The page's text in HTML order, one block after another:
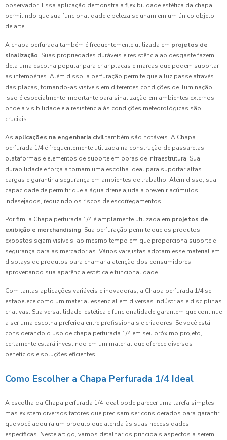
observador. Essa aplicação demonstra a flexibilidade estética da chapa,
permitindo que sua funcionalidade e beleza se unam em um único objeto
de arte.
A chapa perfurada também é frequentemente utilizada em projetos de
sinalização. Suas propriedades duráveis e resistência ao desgaste fazem
dela uma escolha popular para criar placas e marcas que podem suportar
as intempéries. Além disso, a perfuração permite que a luz passe através
das placas, tornando-as visíveis em diferentes condições de iluminação.
Isso é especialmente importante para sinalização em ambientes externos,
onde a visibilidade e a resistência às condições meteorológicas são
cruciais.
As aplicações na engenharia civiltambém são notáveis. A Chapa
perfurada 1/4 é frequentemente utilizada na construção de passarelas,
plataformas e elementos de suporte em obras de infraestrutura. Sua
durabilidade e força a tornam uma escolha ideal para suportar altas
cargas e garantir a segurança em ambientes de trabalho. Além disso, sua
capacidade de permitir que a água drene ajuda a prevenir acúmulos
indesejados, reduzindo os riscos de escorregamentos.
Por fim, a Chapa perfurada 1/4 é amplamente utilizada em projetos de
exibição e merchandising. Sua perfuração permite que os produtos
expostos sejam visíveis, ao mesmo tempo em que proporciona suporte e
segurança para as mercadorias. Vários varejistas adotam esse material em
displays de produtos para chamar a atenção dos consumidores,
aproveitando sua aparência estética e funcionalidade.
Com tantas aplicações variáveis e inovadoras, a Chapa perfurada 1/4 se
estabelece como um material essencial em diversas indústrias e disciplinas
criativas. Sua versatilidade, estética e funcionalidade garantem que continue
a ser uma escolha preferida entre profissionais e criadores. Se você está
considerando o uso de chapa perfurada 1/4 em seu próximo projeto,
certamente estará investindo em um material que oferece diversos
benefícios e soluções eficientes.
Como Escolher a Chapa Perfurada 1/4 Ideal
A escolha da Chapa perfurada 1/4 ideal pode parecer uma tarefa simples,
mas existem diversos fatores que precisam ser considerados para garantir
que você adquira um produto que atenda às suas necessidades
específicas. Neste artigo, vamos detalhar os principais aspectos a serem